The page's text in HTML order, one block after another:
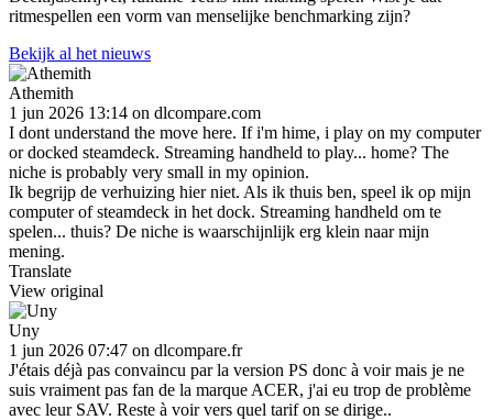
ritmespellen een vorm van menselijke benchmarking zijn?
Bekijk al het nieuws
Athemith
1 jun 2026 13:14 on dlcompare.com
I dont understand the move here. If i'm hime, i play on my computer
or docked steamdeck. Streaming handheld to play... home? The
niche is probably very small in my opinion.
Ik begrijp de verhuizing hier niet. Als ik thuis ben, speel ik op mijn
computer of steamdeck in het dock. Streaming handheld om te
spelen... thuis? De niche is waarschijnlijk erg klein naar mijn
mening.
Translate
View original
Uny
1 jun 2026 07:47 on dlcompare.fr
J'étais déjà pas convaincu par la version PS donc à voir mais je ne
suis vraiment pas fan de la marque ACER, j'ai eu trop de problème
avec leur SAV. Reste à voir vers quel tarif on se dirige..